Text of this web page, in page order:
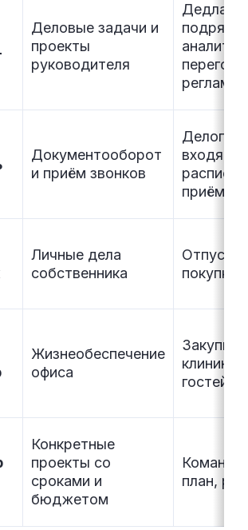
Деловые задачи и
проекты
руководителя
Документооборот
и приём звонков
Личные дела
собственника
Отпуск,
Жизнеобеспечение
офиса
Закупки,
клининг,
гостей
Конкретные
проекты со
сроками и
бюджетом
Команда
план,